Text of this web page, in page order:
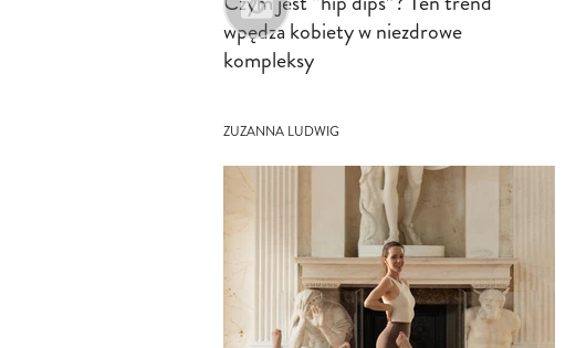
wpędza kobiety w niezdrowe
kompleksy
ZUZANNA LUDWIG